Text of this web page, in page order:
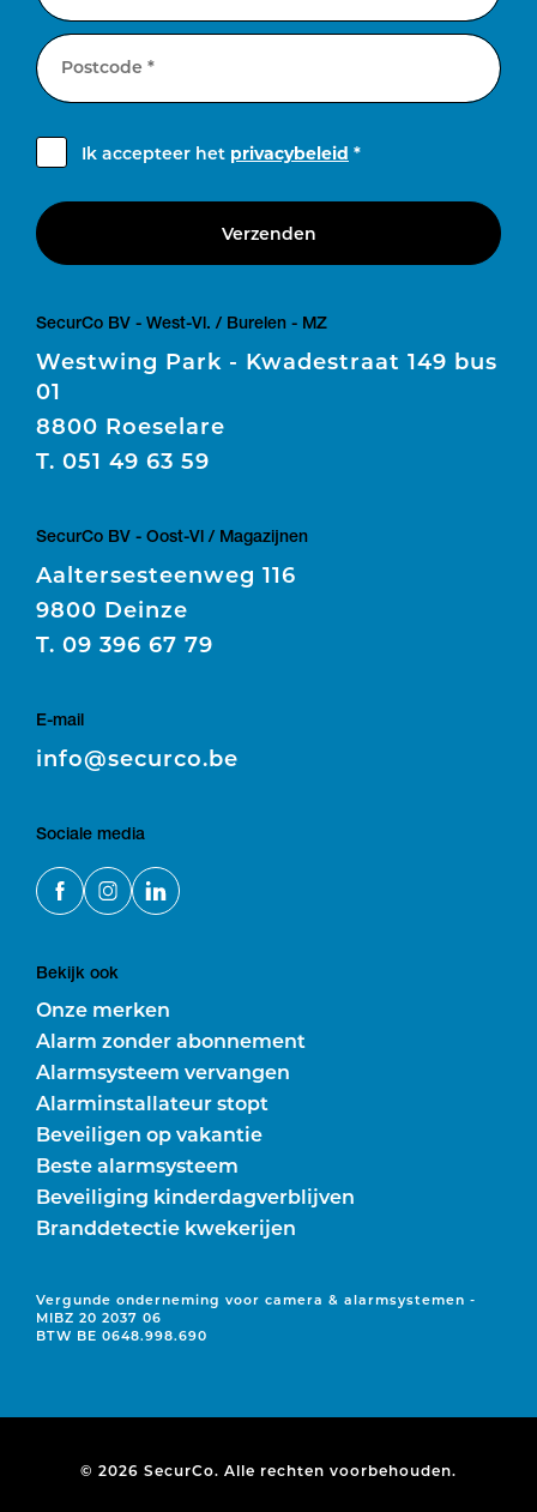
Postcode *
Ik accepteer het privacybeleid *
Verzenden
SecurCo BV - West-Vl. / Burelen - MZ
Westwing Park - Kwadestraat 149 bus
01
8800 Roeselare
T. 051 49 63 59
SecurCo BV - Oost-Vl / Magazijnen
Aaltersesteenweg 116
9800 Deinze
T. 09 396 67 79
E-mail
E
info@securco.be
Sociale media
Bekijk ook
Onze merken
Alarm zonder abonnement
Alarmsysteem vervangen
Alarminstallateur stopt
Beveiligen op vakantie
Beste alarmsysteem
Beveiliging kinderdagverblijven
Branddetectie kwekerijen
Vergunde onderneming voor camera & alarmsystemen -
MIBZ 20 2037 06
BTW BE 0648.998.690
© 2026 SecurCo. Alle rechten voorbehouden.